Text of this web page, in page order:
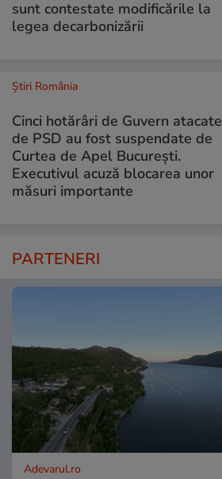
sunt contestate modificările la
legea decarbonizării
Știri România
Cinci hotărâri de Guvern atacate
de PSD au fost suspendate de
Curtea de Apel București.
Executivul acuză blocarea unor
măsuri importante
PARTENERI
Adevarul.ro